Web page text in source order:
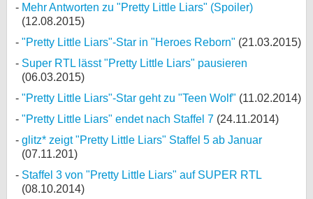
Mehr Antworten zu "Pretty Little Liars" (Spoiler)
(12.08.2015)
"Pretty Little Liars"-Star in "Heroes Reborn" (21.03.2015)
Super RTL lässt "Pretty Little Liars" pausieren
(06.03.2015)
"Pretty Little Liars"-Star geht zu "Teen Wolf" (11.02.2014)
"Pretty Little Liars" endet nach Staffel 7 (24.11.2014)
glitz* zeigt "Pretty Little Liars" Staffel 5 ab Januar
(07.11.201)
Staffel 3 von "Pretty Little Liars" auf SUPER RTL
(08.10.2014)